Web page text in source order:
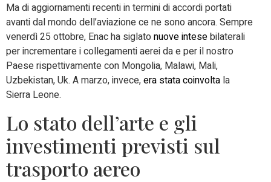
Ma di aggiornamenti recenti in termini di accordi portati
avanti dal mondo dell’aviazione ce ne sono ancora. Sempre
venerdì 25 ottobre, Enac ha siglatonuove intesebilaterali
per incrementare i collegamenti aerei da e per il nostro
Paese rispettivamente con Mongolia, Malawi, Mali,
Uzbekistan, Uk. A marzo, invece,era stata coinvolta la
Sierra Leone.
Lo stato dell’arte e gli
investimenti previsti sul
trasporto aereo